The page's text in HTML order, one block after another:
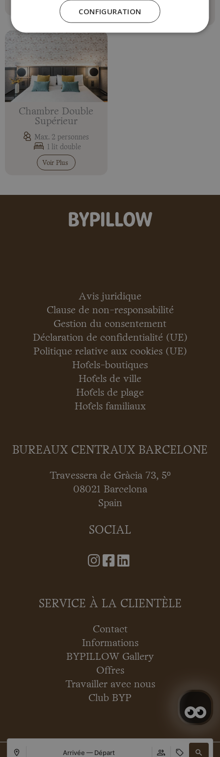
Voir Plus
Voir Plus
Chambre Double
Supérieur
Max. 2 personnes
1 lit double
Voir Plus
Avis juridique
Clause de non-responsabilité
Gestion du consentement
Déclaration de confidentialité (UE)
Politique relative aux cookies (UE)
Hôtels-boutiques
Hôtels de ville
Hôtels de plage
Hôtels familiaux
BUREAUX CENTRAUX BARCELONE
Travessera de Gràcia 73, 5º
08021 Barcelona
Spain
SOCIAL
SERVICE À LA CLIENTÈLE
Contact
Informations
BYPILLOW Gallery
Offres
Travailler avec nous
Club BYP
Copyright © 2026 BYPILLOW
Arrivée — Départ
CONFIGURATION